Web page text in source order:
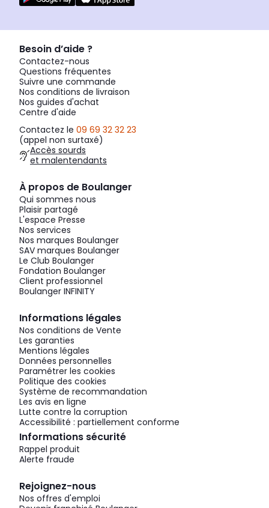
Besoin d’aide ?
Contactez-nous
Questions fréquentes
Suivre une commande
Nos conditions de livraison
Nos guides d'achat
Centre d'aide
Contactez le 09 69 32 32 23
(appel non surtaxé)
Accès sourds
et malentendants
À propos de Boulanger
Qui sommes nous
Plaisir partagé
L'espace Presse
Nos services
Nos marques Boulanger
SAV marques Boulanger
Le Club Boulanger
Fondation Boulanger
Client professionnel
Boulanger INFINITY
Informations légales
Nos conditions de Vente
Les garanties
Mentions légales
Données personnelles
Paramétrer les cookies
Politique des cookies
Système de recommandation
Les avis en ligne
Lutte contre la corruption
Accessibilité : partiellement conforme
Informations sécurité
Rappel produit
Alerte fraude
Rejoignez-nous
Nos offres d'emploi